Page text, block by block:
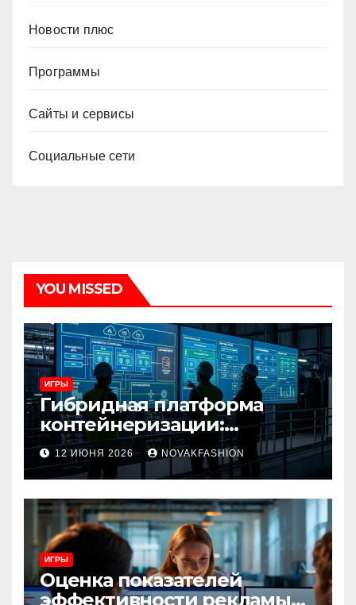
Новости плюс
Программы
Сайты и сервисы
Социальные сети
YOU MISSED
ИГРЫ
Гибридная платформа
контейнеризации:
архитектура, особенности
и сценарии использования
12 ИЮНЯ 2026 NOVAKFASHION
ИГРЫ
Оценка показателей
эффективности рекламы